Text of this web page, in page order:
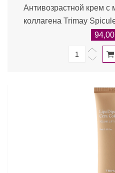
Антивозрастной крем с
коллагена Trimay